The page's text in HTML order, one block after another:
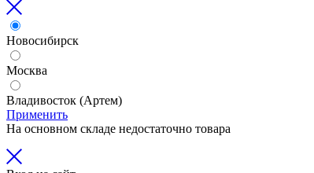
Новосибирск
Москва
Владивосток (Артем)
Применить
На основном складе недостаточно товара